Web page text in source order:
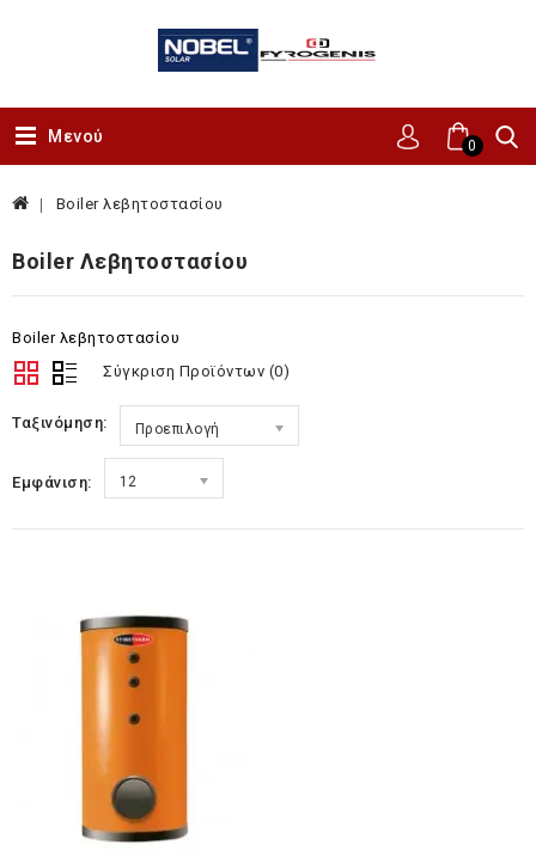
0
Μενού
Boiler λεβητοστασίου
Boiler Λεβητοστασίου
Boiler λεβητοστασίου
Σύγκριση Προϊόντων (0)
Ταξινόμηση: Προεπιλογή
Εμφάνιση: 12